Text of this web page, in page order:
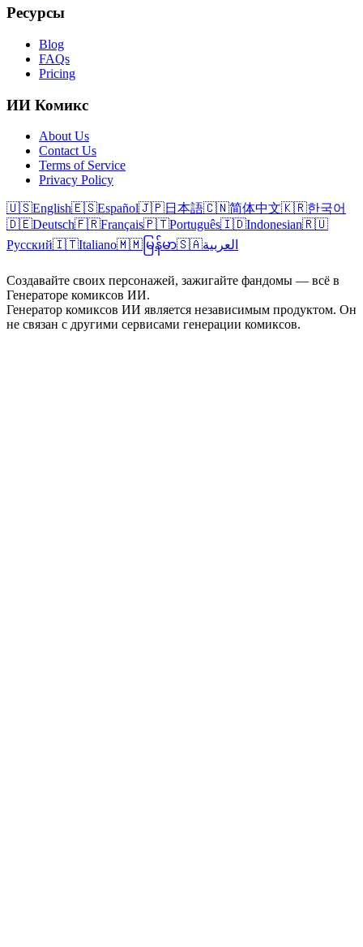
Ресурсы
Blog
FAQs
Pricing
ИИ Комикс
About Us
Contact Us
Terms of Service
Privacy Policy
🇺🇸English🇪🇸Español🇯🇵日本語🇨🇳简体中文🇰🇷한국어
🇩🇪Deutsch🇫🇷Français🇵🇹Português🇮🇩Indonesian🇷🇺
Русский🇮🇹Italiano🇲🇲 မြန်မာ🇸🇦العربية
Создавайте своих персонажей, зажигайте фандомы — всё в
Генераторе комиксов ИИ.
Генератор комиксов ИИ является независимым продуктом. Он
не связан с другими сервисами генерации комиксов.